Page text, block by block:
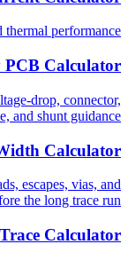
thermal performance
Calculator
drop, connector,
and shunt guidance
Calculator
escapes, vias, and
the long trace run
Calculator